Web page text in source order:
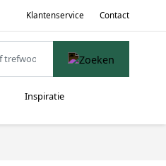
Klantenservice Contact
Inspiratie